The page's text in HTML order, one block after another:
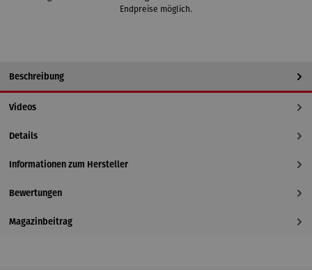
Endpreise möglich.
Beschreibung
Videos
Details
Informationen zum Hersteller
Bewertungen
Magazinbeitrag